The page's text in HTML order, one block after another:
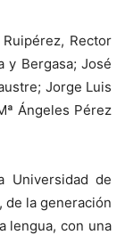
Rector
y Bergasa; José
Jorge Luis
Ángeles Pérez
Universidad de
de la generación
lengua, con una